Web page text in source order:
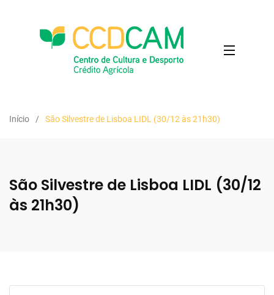
Início São Silvestre de Lisboa LIDL (30/12 às 21h30)
São Silvestre de Lisboa LIDL (30/12
às 21h30)